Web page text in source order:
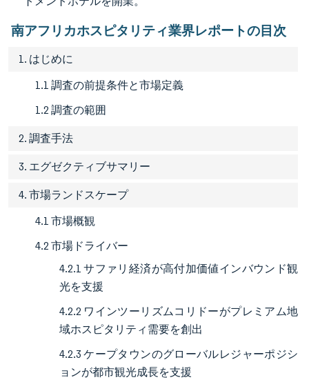
南アフリカホスピタリティ業界レポートの目次
1. はじめに
1.1 調査の前提条件と市場定義
1.2 調査の範囲
2. 調査手法
3. エグゼクティブサマリー
4. 市場ランドスケープ
4.1 市場概観
4.2 市場ドライバー
4.2.1 サファリ経済が高付加価値インバウンド観
光を支援
4.2.2 ワインツーリズムコリドーがプレミアム地
域ホスピタリティ需要を創出
4.2.3 ケープタウンのグローバルレジャーポジシ
ョンが都市観光成長を支援